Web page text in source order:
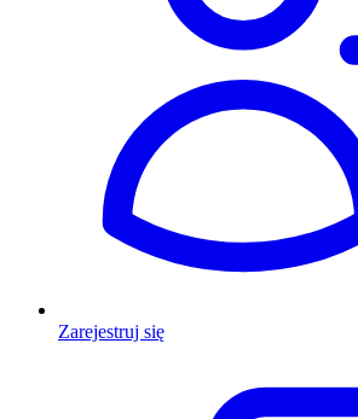
Zarejestruj się